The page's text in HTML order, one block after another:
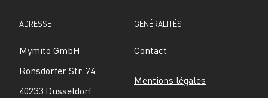
ADRESSE
Mymito GmbH
Ronsdorfer Str. 74
40233 Düsseldorf
GÉNÉRALITÉS
Contact
Mentions légales